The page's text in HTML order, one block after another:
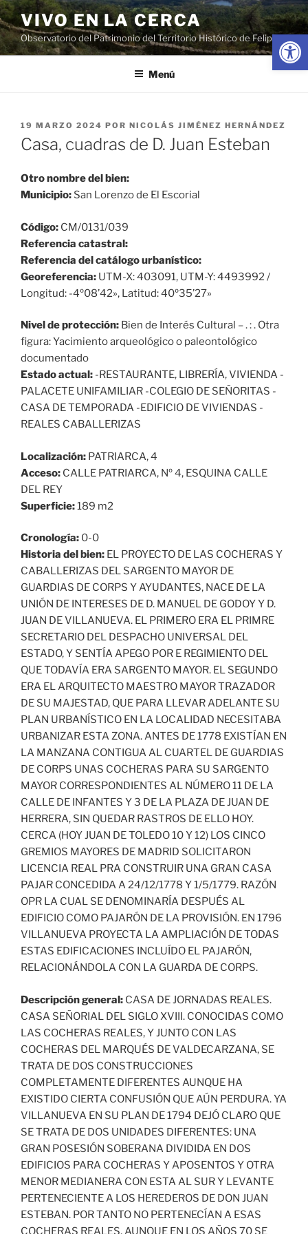
Abrir
Saltar
al
contenido
VIVO EN LA CERCA
Observatorio del Patrimonio del Territorio Histórico de Felipe II
Menú
PUBLICADO
EL
19 MARZO 2024 POR NICOLÁS JIMÉNEZ HERNÁNDEZ
Casa, cuadras de D. Juan Esteban
Otro nombre del bien:
Municipio: San Lorenzo de El Escorial
Código: CM/0131/039
Referencia catastral:
Referencia del catálogo urbanístico:
Georeferencia: UTM-X: 403091, UTM-Y: 4493992 /
Longitud: -4º08’42», Latitud: 40º35’27»
Nivel de protección: Bien de Interés Cultural – . : . Otra
figura: Yacimiento arqueológico o paleontológico
documentado
Estado actual: -RESTAURANTE, LIBRERÍA, VIVIENDA -
PALACETE UNIFAMILIAR -COLEGIO DE SEÑORITAS -
CASA DE TEMPORADA -EDIFICIO DE VIVIENDAS -
REALES CABALLERIZAS
Localización: PATRIARCA, 4
Acceso: CALLE PATRIARCA, Nº 4, ESQUINA CALLE
DEL REY
Superficie:189 m2
Cronología: 0-0
Historia del bien: EL PROYECTO DE LAS COCHERAS Y
CABALLERIZAS DEL SARGENTO MAYOR DE
GUARDIAS DE CORPS Y AYUDANTES, NACE DE LA
UNIÓN DE INTERESES DE D. MANUEL DE GODOY Y D.
JUAN DE VILLANUEVA. EL PRIMERO ERA EL PRIMRE
SECRETARIO DEL DESPACHO UNIVERSAL DEL
ESTADO, Y SENTÍA APEGO POR E REGIMIENTO DEL
QUE TODAVÍA ERA SARGENTO MAYOR. EL SEGUNDO
ERA EL ARQUITECTO MAESTRO MAYOR TRAZADOR
DE SU MAJESTAD, QUE PARA LLEVAR ADELANTE SU
PLAN URBANÍSTICO EN LA LOCALIDAD NECESITABA
URBANIZAR ESTA ZONA. ANTES DE 1778 EXISTÍAN EN
LA MANZANA CONTIGUA AL CUARTEL DE GUARDIAS
DE CORPS UNAS COCHERAS PARA SU SARGENTO
MAYOR CORRESPONDIENTES AL NÚMERO 11 DE LA
CALLE DE INFANTES Y 3 DE LA PLAZA DE JUAN DE
HERRERA, SIN QUEDAR RASTROS DE ELLO HOY.
CERCA (HOY JUAN DE TOLEDO 10 Y 12) LOS CINCO
GREMIOS MAYORES DE MADRID SOLICITARON
LICENCIA REAL PRA CONSTRUIR UNA GRAN CASA
PAJAR CONCEDIDA A 24/12/1778 Y 1/5/1779. RAZÓN
OPR LA CUAL SE DENOMINARÍA DESPUÉS AL
EDIFICIO COMO PAJARÓN DE LA PROVISIÓN. EN 1796
VILLANUEVA PROYECTA LA AMPLIACIÓN DE TODAS
ESTAS EDIFICACIONES INCLUÍDO EL PAJARÓN,
RELACIONÁNDOLA CON LA GUARDA DE CORPS.
Descripción general: CASA DE JORNADAS REALES.
CASA SEÑORIAL DEL SIGLO XVIII. CONOCIDAS COMO
LAS COCHERAS REALES, Y JUNTO CON LAS
COCHERAS DEL MARQUÉS DE VALDECARZANA, SE
TRATA DE DOS CONSTRUCCIONES
COMPLETAMENTE DIFERENTES AUNQUE HA
EXISTIDO CIERTA CONFUSIÓN QUE AÚN PERDURA. YA
VILLANUEVA EN SU PLAN DE 1794 DEJÓ CLARO QUE
SE TRATA DE DOS UNIDADES DIFERENTES: UNA
GRAN POSESIÓN SOBERANA DIVIDIDA EN DOS
EDIFICIOS PARA COCHERAS Y APOSENTOS Y OTRA
MENOR MEDIANERA CON ESTA AL SUR Y LEVANTE
PERTENECIENTE A LOS HEREDEROS DE DON JUAN
ESTEBAN. POR TANTO NO PERTENECÍAN A ESAS
COCHERAS REALES, AUNQUE EN LOS AÑOS 70 SE